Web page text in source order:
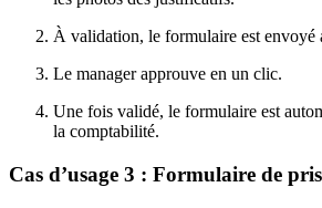
À validation, le formulaire est envoyé
Le manager approuve en un clic.
Une fois validé, le formulaire est
la comptabilité.
Cas d’usage 3 : Formulaire de